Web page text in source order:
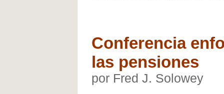
Conferencia
las pensiones
por Fred J. Solowey